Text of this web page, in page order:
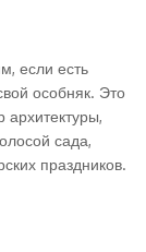
если есть
особняк. Это
сада,
праздников.